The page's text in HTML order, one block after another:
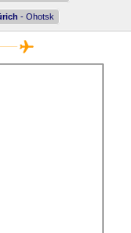
- Ohotsk